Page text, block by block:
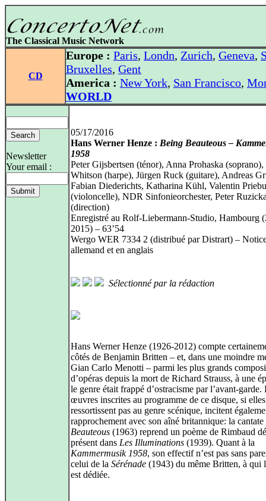
The Classical Music Network
CD
Europe : Paris, Londn, Zurich, Geneva,
Bruxelles, Gent
America : New York, San Francisco,
WORLD
Newsletter
Your email :
05/17/2016
Hans Werner Henze : Being Beauteous –
1958
Peter Gijsbertsen (ténor), Anna Prohaska (soprano),
Whitson (harpe), Jürgen Ruck (guitare), Andreas
Fabian Diederichts, Katharina Kühl, Valentin
(violoncelle), NDR Sinfonieorchester, Peter
(direction)
Enregistré au Rolf-Liebermann-Studio, Hambourg
2015) – 63’54
Wergo WER 7334 2 (distribué par Distrart) –
allemand et en anglais
Sélectionné par la rédaction
Hans Werner Henze (1926-2012) compte
côtés de Benjamin Britten – et, dans une moindre
Gian Carlo Menotti – parmi les plus grands
d’opéras depuis la mort de Richard Strauss, à une
le genre était frappé d’ostracisme par l’avant-garde.
œuvres inscrites au programme de ce disque, si
ressortissent pas au genre scénique, incitent
rapprochement avec son aîné britannique: la cantate
Beauteous (1963) reprend un poème de Rimbaud
présent dans Les Illuminations (1939). Quant à la
Kammermusik 1958, son effectif n’est pas sans
celui de la Sérénade (1943) du même Britten, à qui
est dédiée.